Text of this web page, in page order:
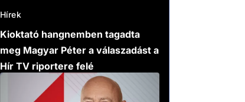
Hírek
Kioktató hangnemben tagadta
meg Magyar Péter a válaszadást a
Hír TV riportere felé